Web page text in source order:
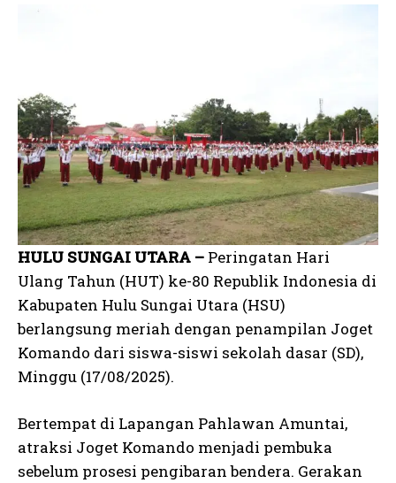
HULU SUNGAI UTARA – Peringatan Hari
Ulang Tahun (HUT) ke-80 Republik Indonesia di
Kabupaten Hulu Sungai Utara (HSU)
berlangsung meriah dengan penampilan Joget
Komando dari siswa-siswi sekolah dasar (SD),
Minggu (17/08/2025).
Bertempat di Lapangan Pahlawan Amuntai,
atraksi Joget Komando menjadi pembuka
sebelum prosesi pengibaran bendera. Gerakan